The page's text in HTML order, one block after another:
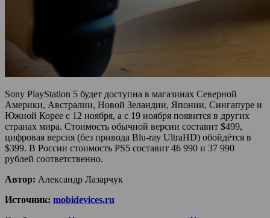
Sony PlayStation 5 будет доступна в магазинах Северной
Америки, Австралии, Новой Зеландии, Японии, Сингапуре и
Южной Корее с 12 ноября, а с 19 ноября появится в других
странах мира. Стоимость обычной версии составит $499,
цифровая версия (без привода Blu-ray UltraHD) обойдётся в
$399. В России стоимость PS5 составит 46 990 и 37 990
рублей соответственно.
Автор: Александр Лазарчук
Источник: mobidevices.ru